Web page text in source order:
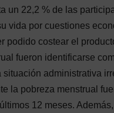
un 22,2 % de las
vida por cuestiones
podido costear el
fueron identificarse
administrativa
la pobreza menstrual
12 meses.